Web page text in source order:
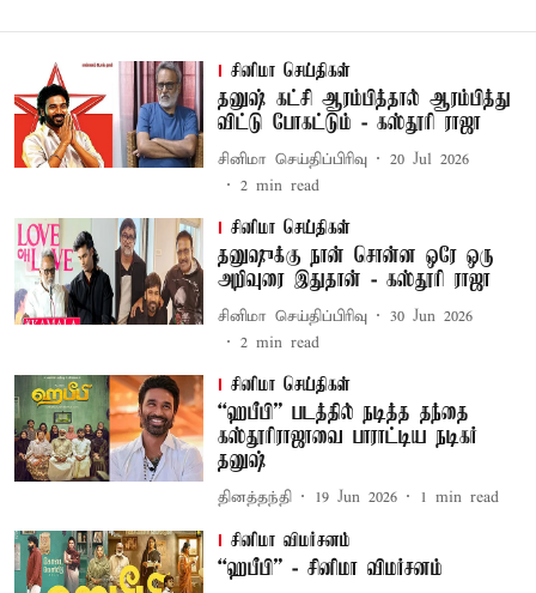
சினிமா செய்திகள்
தனுஷ் கட்சி ஆரம்பித்தால் ஆரம்பித்து
விட்டு போகட்டும் - கஸ்தூரி ராஜா
சினிமா செய்திப்பிரிவு
20 Jul 2026
2 min read
சினிமா செய்திகள்
தனுஷுக்கு நான் சொன்ன ஒரே ஒரு
அறிவுரை இதுதான் - கஸ்தூரி ராஜா
சினிமா செய்திப்பிரிவு
30 Jun 2026
2 min read
சினிமா செய்திகள்
“ஹபீபி” படத்தில் நடித்த தந்தை
கஸ்தூரிராஜாவை பாராட்டிய நடிகர்
தனுஷ்
தினத்தந்தி 19 Jun 2026 1 min read
சினிமா விமர்சனம்
“ஹபீபி” - சினிமா விமர்சனம்